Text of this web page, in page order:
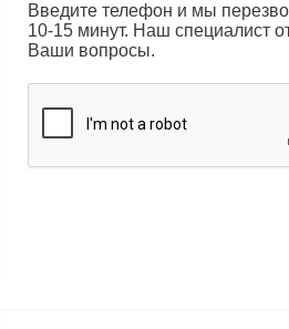
Введите телефон и мы
10-15 минут. Наш специалист
Ваши вопросы.